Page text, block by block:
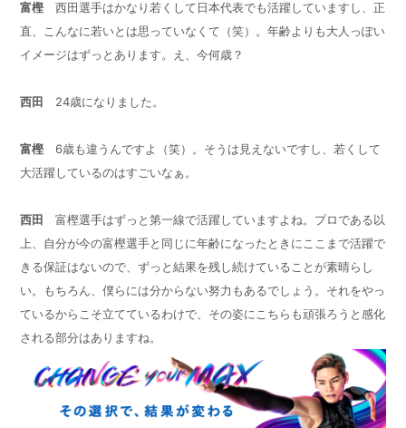
富樫 西田選手はかなり若くして日本代表でも活躍していますし、正
直、こんなに若いとは思っていなくて（笑）。年齢よりも大人っぽい
イメージはずっとあります。え、今何歳？
西田 24歳になりました。
富樫 6歳も違うんですよ（笑）。そうは見えないですし、若くして
大活躍しているのはすごいなぁ。
西田 富樫選手はずっと第一線で活躍していますよね。プロである以
上、自分が今の富樫選手と同じに年齢になったときにここまで活躍で
きる保証はないので、ずっと結果を残し続けていることが素晴らし
い。もちろん、僕らには分からない努力もあるでしょう。それをやっ
ているからこそ立てているわけで、その姿にこちらも頑張ろうと感化
される部分はありますね。